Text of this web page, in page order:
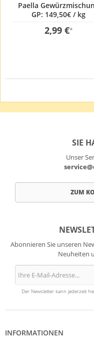
Paella
GP: 149,50€ / kg
2,99 €*
SIE
Unser
ZUM
Abonnieren Sie unseren
Neuheiten
Der Newsletter kann jederzeit
INFORMATIONEN